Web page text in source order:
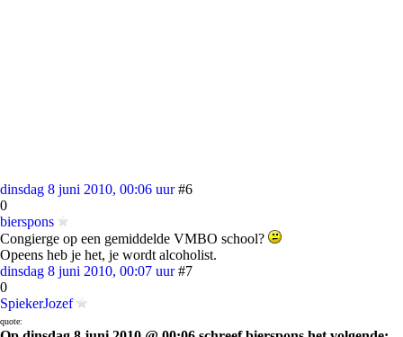
dinsdag 8 juni 2010, 00:06 uur #6
0
bierspons
Congierge op een gemiddelde VMBO school?
Opeens heb je het, je wordt alcoholist.
dinsdag 8 juni 2010, 00:07 uur #7
0
SpiekerJozef
quote: